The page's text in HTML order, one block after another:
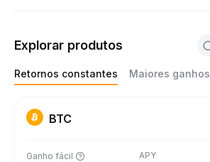
Explorar produtos
Retornos constantes Maiores ganhos
BTC
Ganho fácil
APY